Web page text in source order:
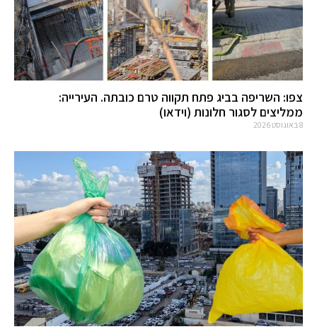
צפו: השריפה בביג פתח תקווה טרם כובתה. העירייה:
ממליצים לסגור חלונות (וידאו)
8 באוגוסט 2026